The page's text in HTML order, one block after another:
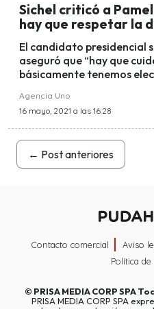
Sichel criticó a
hay que respetar la
El candidato presidencial
aseguró que “hay que
básicamente tenemos
Agencia Uno
16 mayo, 2021 a las 16:28
← Post anteriores
Contacto comercial Aviso
Política
© PRISA MEDIA CORP SPA
PRISA MEDIA CORP SPA